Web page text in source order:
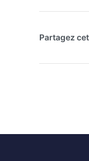
Partagez